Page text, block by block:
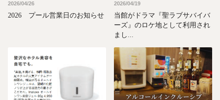
2026/04/26
2026 プール営業日のお知らせ
2026/04/19
当館がドラマ『聖ラブサバイバ
ーズ』のロケ地として利用され
まし...